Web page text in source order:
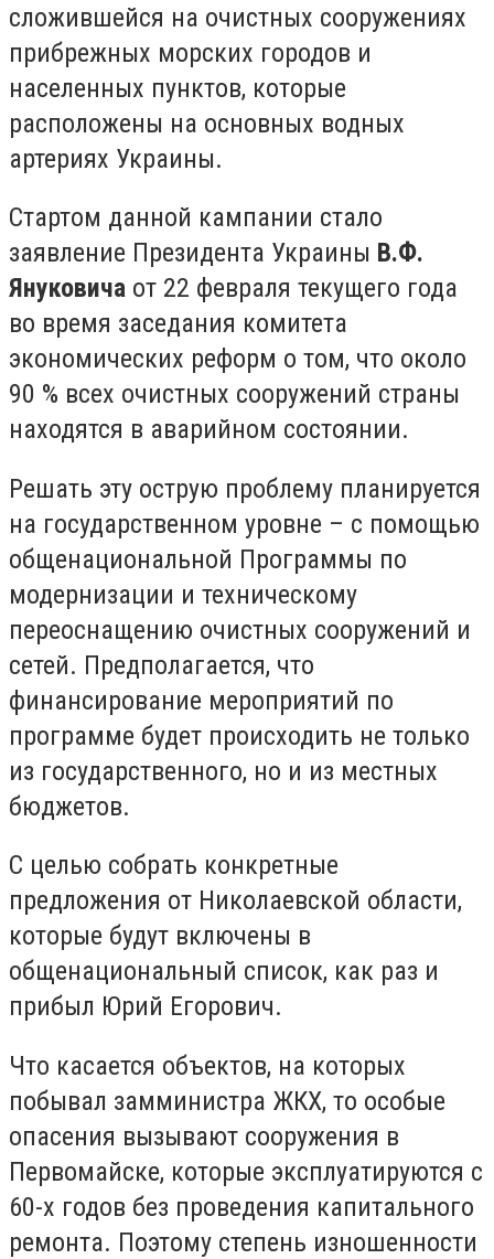
сложившейся на очистных сооружениях
прибрежных морских городов и
населенных пунктов, которые
расположены на основных водных
артериях Украины.
Стартом данной кампании стало
заявление Президента Украины В.Ф.
Януковича от 22 февраля текущего года
во время заседания комитета
экономических реформ о том, что около
90 % всех очистных сооружений страны
находятся в аварийном состоянии.
Решать эту острую проблему планируется
на государственном уровне – с помощью
общенациональной Программы по
модернизации и техническому
переоснащению очистных сооружений и
сетей. Предполагается, что
финансирование мероприятий по
программе будет происходить не только
из государственного, но и из местных
бюджетов.
С целью собрать конкретные
предложения от Николаевской области,
которые будут включены в
общенациональный список, как раз и
прибыл Юрий Егорович.
Что касается объектов, на которых
побывал замминистра ЖКХ, то особые
опасения вызывают сооружения в
Первомайске, которые эксплуатируются с
60-х годов без проведения капитального
ремонта. Поэтому степень изношенности